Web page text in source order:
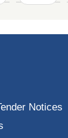
Notices